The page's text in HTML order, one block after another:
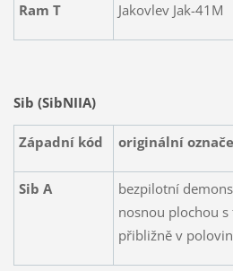
Ram T Jakovlev Jak-41M
Sib (SibNIIA)
Západní kód originální
Sib A
bezpilotní
nosnou plochou
přibližně v